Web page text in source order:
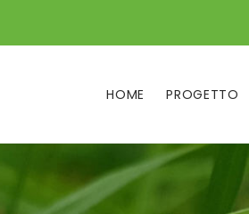
HOME PROGETTO